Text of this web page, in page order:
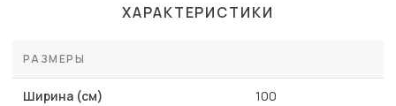
ХАРАКТЕРИСТИКИ
РАЗМЕРЫ
Ширина (см) 100